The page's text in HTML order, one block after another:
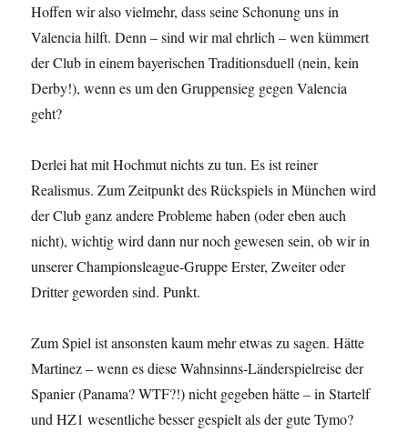
Hoffen wir also vielmehr, dass seine Schonung uns in
Valencia hilft. Denn – sind wir mal ehrlich – wen kümmert
der Club in einem bayerischen Traditionsduell (nein, kein
Derby!), wenn es um den Gruppensieg gegen Valencia
geht?
Derlei hat mit Hochmut nichts zu tun. Es ist reiner
Realismus. Zum Zeitpunkt des Rückspiels in München wird
der Club ganz andere Probleme haben (oder eben auch
nicht), wichtig wird dann nur noch gewesen sein, ob wir in
unserer Championsleague-Gruppe Erster, Zweiter oder
Dritter geworden sind. Punkt.
Zum Spiel ist ansonsten kaum mehr etwas zu sagen. Hätte
Martinez – wenn es diese Wahnsinns-Länderspielreise der
Spanier (Panama? WTF?!) nicht gegeben hätte – in Startelf
und HZ1 wesentliche besser gespielt als der gute Tymo?